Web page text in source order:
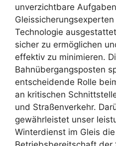
unverzichtbare
Technologie
sicher zu ermöglichen
effektiv zu minimieren.
Bahnübergangsposten
entscheidende Rolle
an kritischen
und Straßenverkehr.
gewährleistet unser
Winterdienst im Gleis